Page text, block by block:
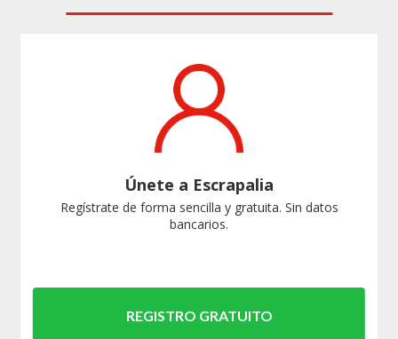
Únete a Escrapalia
Regístrate de forma sencilla y gratuita. Sin datos
bancarios.
REGISTRO GRATUITO